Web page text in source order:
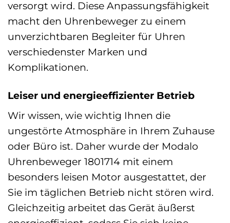
versorgt wird. Diese Anpassungsfähigkeit
macht den Uhrenbeweger zu einem
unverzichtbaren Begleiter für Uhren
verschiedenster Marken und
Komplikationen.
Leiser und energieeffizienter Betrieb
Wir wissen, wie wichtig Ihnen die
ungestörte Atmosphäre in Ihrem Zuhause
oder Büro ist. Daher wurde der Modalo
Uhrenbeweger 1801714 mit einem
besonders leisen Motor ausgestattet, der
Sie im täglichen Betrieb nicht stören wird.
Gleichzeitig arbeitet das Gerät äußerst